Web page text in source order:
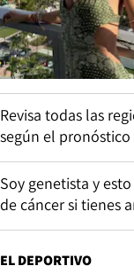
Revisa todas las
según el pronóstico
Soy genetista y
de cáncer si tienes
EL DEPORTIVO